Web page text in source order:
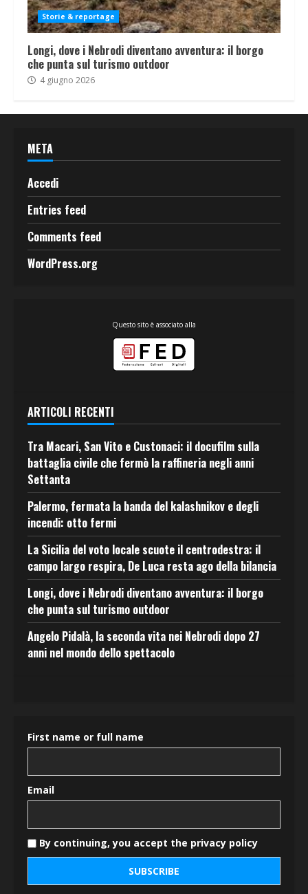
Storie & reportage
Longi, dove i Nebrodi diventano avventura: il borgo
che punta sul turismo outdoor
4 giugno 2026
META
Accedi
Entries feed
Comments feed
WordPress.org
Questo sito è associato alla
ARTICOLI RECENTI
Tra Macari, San Vito e Custonaci: il docufilm sulla
battaglia civile che fermò la raffineria negli anni
Settanta
Palermo, fermata la banda del kalashnikov e degli
incendi: otto fermi
La Sicilia del voto locale scuote il centrodestra: il
campo largo respira, De Luca resta ago della bilancia
Longi, dove i Nebrodi diventano avventura: il borgo
che punta sul turismo outdoor
Angelo Pidalà, la seconda vita nei Nebrodi dopo 27
anni nel mondo dello spettacolo
First name or full name
Email
By continuing, you accept the privacy policy